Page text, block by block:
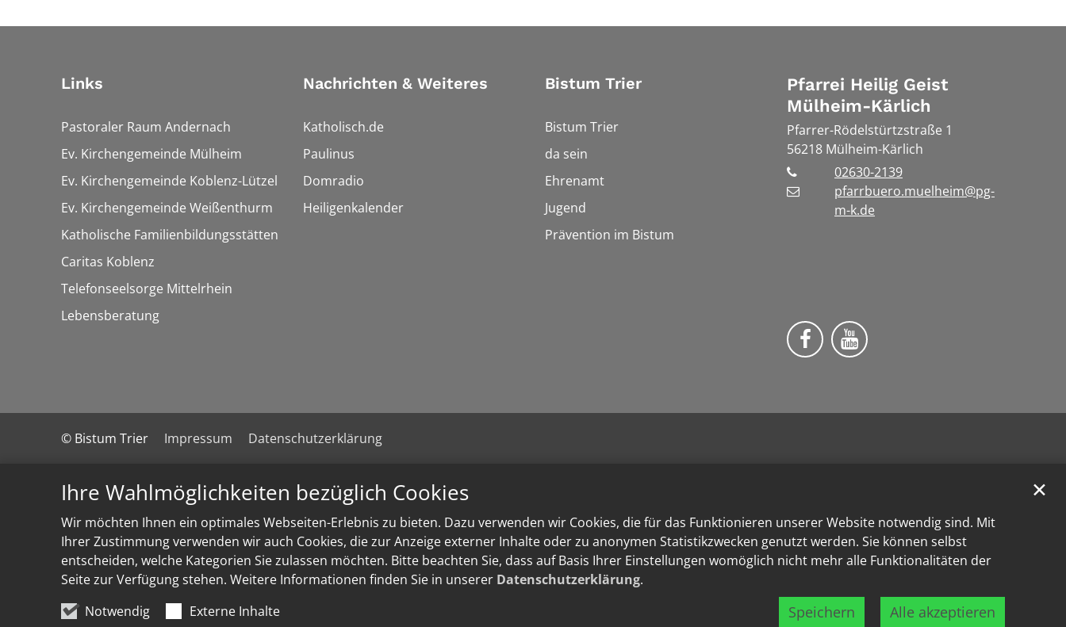
Ihre Wahlmöglichkeiten bezüglich Cookies
Wir möchten Ihnen ein optimales Webseiten-Erlebnis zu bieten. Dazu verwenden wir Cookies, die für das Funktionieren unserer Website notwendig sind. Mit
Ihrer Zustimmung verwenden wir auch Cookies, die zur Anzeige externer Inhalte oder zu anonymen Statistikzwecken genutzt werden. Sie können selbst
entscheiden, welche Kategorien Sie zulassen möchten. Bitte beachten Sie, dass auf Basis Ihrer Einstellungen womöglich nicht mehr alle Funktionalitäten der
Seite zur Verfügung stehen. Weitere Informationen finden Sie in unserer Datenschutzerklärung.
Notwendig
Externe Inhalte Speichern Alle akzeptieren
✕
Links
Pastoraler Raum Andernach
Ev. Kirchengemeinde Mülheim
Ev. Kirchengemeinde Koblenz-Lützel
Ev. Kirchengemeinde Weißenthurm
Katholische Familienbildungsstätten
Caritas Koblenz
Telefonseelsorge Mittelrhein
Lebensberatung
Nachrichten & Weiteres
Katholisch.de
Paulinus
Domradio
Heiligenkalender
Bistum Trier
Bistum Trier
da sein
Ehrenamt
Jugend
Prävention im Bistum
Pfarrei Heilig Geist
Mülheim-Kärlich
Pfarrer-Rödelstürtzstraße 1
56218 Mülheim-Kärlich
02630-2139
pfarrbuero.muelheim@pg-
m-k.de
Wir auf Facebook
Wir auf YouTube
© Bistum Trier Impressum Datenschutzerklärung